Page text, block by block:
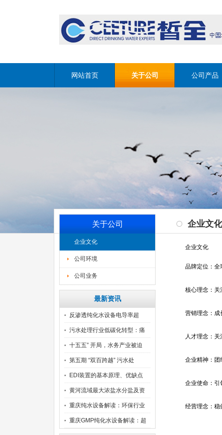
网站首页 关于公司 公司产品
关于公司
企业文化
公司环境
公司业务
最新资讯
反渗透纯化水设备电导率超
标：
污水处理行业低碳化转型：痛
点
十五五” 开局，水务产业被迫
第五期 “双百跨越” 污水处
EDI装置的基本原理、优缺点
黄河流域最大浓盐水分盐及资
源
重庆纯水设备解读：环保行业
面
重庆GMP纯化水设备解读：超
企业文化
企业文化
品牌定位：全
核心理念：关
营销理念：成
人才理念：
企业精神：团
企业使命：引
经营理念：稳